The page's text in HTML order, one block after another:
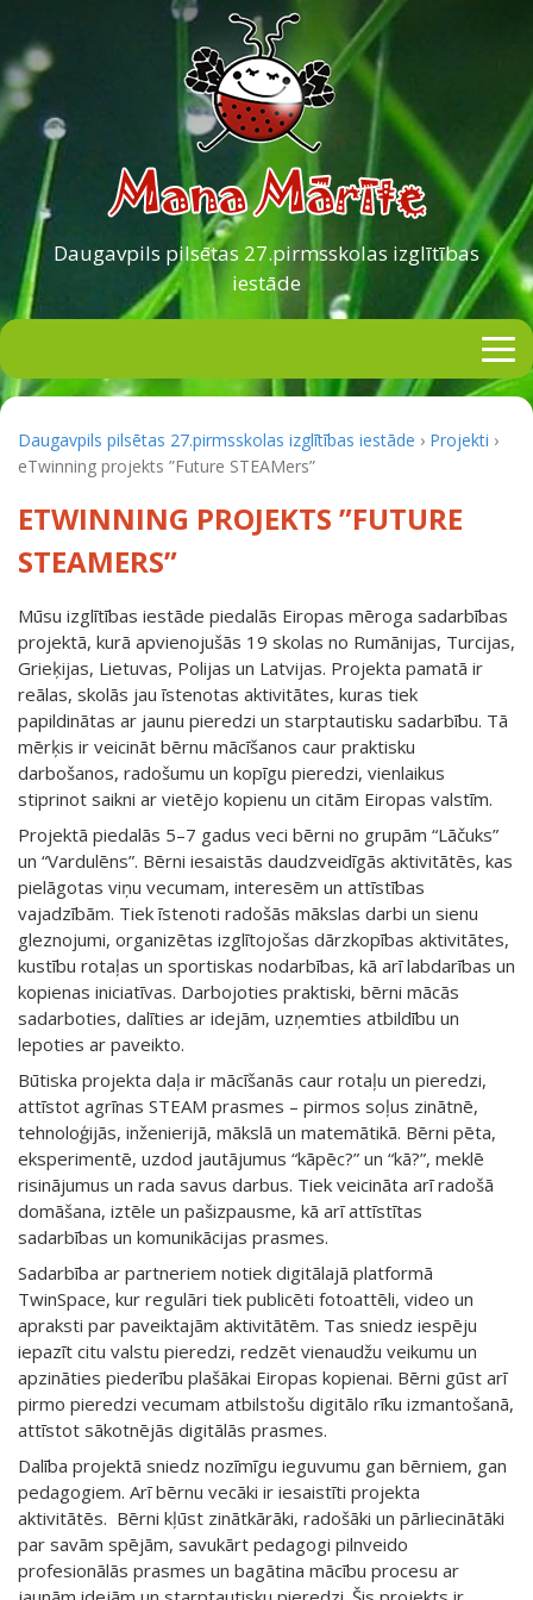
Daugavpils pilsētas 27.pirmsskolas izglītības
iestāde
Daugavpils pilsētas 27.pirmsskolas izglītības iestāde › Projekti ›
eTwinning projekts ”Future STEAMers”
ETWINNING PROJEKTS ”FUTURE
STEAMERS”
Mūsu izglītības iestāde piedalās Eiropas mēroga sadarbības
projektā, kurā apvienojušās 19 skolas no Rumānijas, Turcijas,
Grieķijas, Lietuvas, Polijas un Latvijas. Projekta pamatā ir
reālas, skolās jau īstenotas aktivitātes, kuras tiek
papildinātas ar jaunu pieredzi un starptautisku sadarbību. Tā
mērķis ir veicināt bērnu mācīšanos caur praktisku
darbošanos, radošumu un kopīgu pieredzi, vienlaikus
stiprinot saikni ar vietējo kopienu un citām Eiropas valstīm.
Projektā piedalās 5–7 gadus veci bērni no grupām “Lāčuks”
un “Vardulēns”. Bērni iesaistās daudzveidīgās aktivitātēs, kas
pielāgotas viņu vecumam, interesēm un attīstības
vajadzībām. Tiek īstenoti radošās mākslas darbi un sienu
gleznojumi, organizētas izglītojošas dārzkopības aktivitātes,
kustību rotaļas un sportiskas nodarbības, kā arī labdarības un
kopienas iniciatīvas. Darbojoties praktiski, bērni mācās
sadarboties, dalīties ar idejām, uzņemties atbildību un
lepoties ar paveikto.
Būtiska projekta daļa ir mācīšanās caur rotaļu un pieredzi,
attīstot agrīnas STEAM prasmes – pirmos soļus zinātnē,
tehnoloģijās, inženierijā, mākslā un matemātikā. Bērni pēta,
eksperimentē, uzdod jautājumus “kāpēc?” un “kā?”, meklē
risinājumus un rada savus darbus. Tiek veicināta arī radošā
domāšana, iztēle un pašizpausme, kā arī attīstītas
sadarbības un komunikācijas prasmes.
Sadarbība ar partneriem notiek digitālajā platformā
TwinSpace, kur regulāri tiek publicēti fotoattēli, video un
apraksti par paveiktajām aktivitātēm. Tas sniedz iespēju
iepazīt citu valstu pieredzi, redzēt vienaudžu veikumu un
apzināties piederību plašākai Eiropas kopienai. Bērni gūst arī
pirmo pieredzi vecumam atbilstošu digitālo rīku izmantošanā,
attīstot sākotnējās digitālās prasmes.
Dalība projektā sniedz nozīmīgu ieguvumu gan bērniem, gan
pedagogiem. Arī bērnu vecāki ir iesaistīti projekta
aktivitātēs. Bērni kļūst zinātkārāki, radošāki un pārliecinātāki
par savām spējām, savukārt pedagogi pilnveido
profesionālās prasmes un bagātina mācību procesu ar